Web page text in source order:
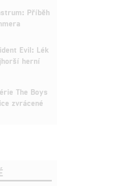
Příběh
Evil: Lék
herní
The Boys
zvrácené